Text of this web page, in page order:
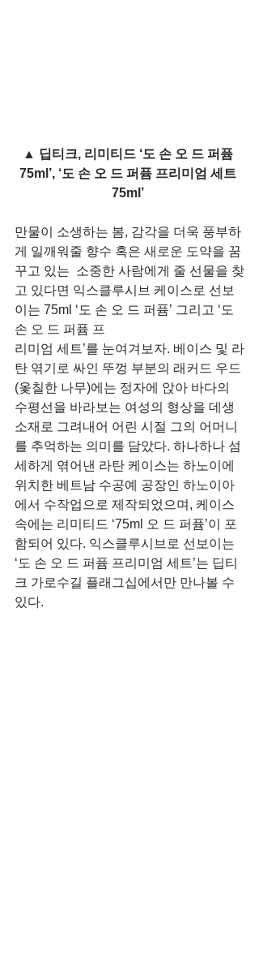
▲ 딥티크, 리미티드 ‘도 손 오 드 퍼퓸
75ml’, ‘도 손 오 드 퍼퓸 프리미엄 세트
75ml’
만물이 소생하는 봄, 감각을 더욱 풍부하
게 일깨워줄 향수 혹은 새로운 도약을 꿈
꾸고 있는  소중한 사람에게 줄 선물을 찾
고 있다면 익스클루시브 케이스로 선보
이는 75ml ‘도 손 오 드 퍼퓸’ 그리고 ‘도
손 오 드 퍼퓸 프
리미엄 세트’를 눈여겨보자. 베이스 및 라
탄 엮기로 싸인 뚜껑 부분의 래커드 우드
(옻칠한 나무)에는 정자에 앉아 바다의
수평선을 바라보는 여성의 형상을 데생
소재로 그려내어 어린 시절 그의 어머니
를 추억하는 의미를 담았다. 하나하나 섬
세하게 엮어낸 라탄 케이스는 하노이에
위치한 베트남 수공예 공장인 하노이아
에서 수작업으로 제작되었으며, 케이스
속에는 리미티드 ‘75ml 오 드 퍼퓸’이 포
함되어 있다. 익스클루시브로 선보이는
‘도 손 오 드 퍼퓸 프리미엄 세트’는 딥티
크 가로수길 플래그십에서만 만나볼 수
있다.